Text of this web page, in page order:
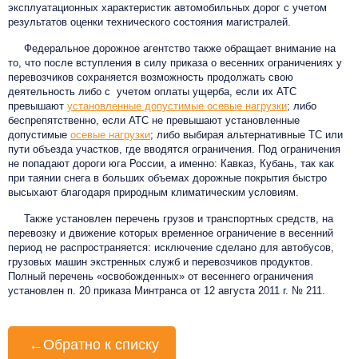
эксплуатационных характеристик автомобильных дорог с учетом
результатов оценки технического состояния магистралей.
Федеральное дорожное агентство также обращает внимание на
то, что после вступления в силу приказа о весенних ограничениях у
перевозчиков сохраняется возможность продолжать свою
деятельность либо с учетом оплаты ущерба, если их АТС
превышают установленные допустимые осевые нагрузки; либо
беспрепятственно, если АТС не превышают установленные
допустимые осевые нагрузки; либо выбирая альтернативные ТС или
пути объезда участков, где вводятся ограничения. Под ограничения
не попадают дороги юга России, а именно: Кавказ, Кубань, так как
при таянии снега в больших объемах дорожные покрытия быстро
высыхают благодаря природным климатическим условиям.
Также установлен перечень грузов и транспортных средств, на
перевозку и движение которых временное ограничение в весенний
период не распространяется: исключение сделано для автобусов,
грузовых машин экстренных служб и перевозчиков продуктов.
Полный перечень «освобожденных» от весеннего ограничения
установлен п. 20 приказа Минтранса от 12 августа 2011 г. № 211.
← Обратно к списку